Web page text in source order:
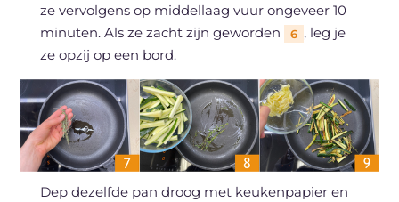
ze vervolgens op middellaag vuur ongeveer 10
minuten. Als ze zacht zijn geworden
6 , leg je
ze opzij op een bord.
Dep dezelfde pan droog met keukenpapier en